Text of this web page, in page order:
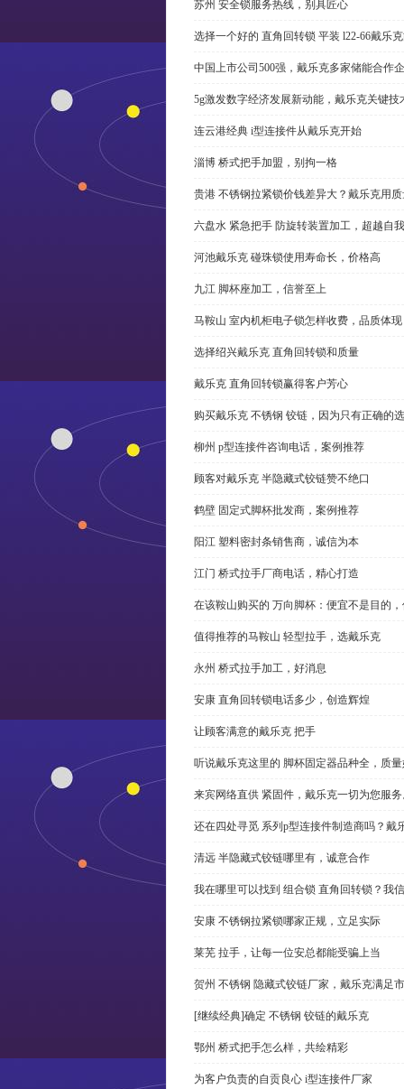
苏州 安全锁服务热线，别具匠心
选择一个好的 直角回转锁 平装 l22-66戴乐
中国上市公司500强，戴乐克多家储能合作
5g激发数字经济发展新动能，戴乐克关键技
连云港经典 i型连接件从戴乐克开始
淄博 桥式把手加盟，别拘一格
贵港 不锈钢拉紧锁价钱差异大？戴乐克用
六盘水 紧急把手 防旋转装置加工，超越自我
河池戴乐克 碰珠锁使用寿命长，价格高
九江 脚杯座加工，信誉至上
马鞍山 室内机柜电子锁怎样收费，品质体现
选择绍兴戴乐克 直角回转锁和质量
戴乐克 直角回转锁赢得客户芳心
购买戴乐克 不锈钢 铰链，因为只有正确的
柳州 p型连接件咨询电话，案例推荐
顾客对戴乐克 半隐藏式铰链赞不绝口
鹤壁 固定式脚杯批发商，案例推荐
阳江 塑料密封条销售商，诚信为本
江门 桥式拉手厂商电话，精心打造
在该鞍山购买的 万向脚杯：便宜不是目的
值得推荐的马鞍山 轻型拉手，选戴乐克
永州 桥式拉手加工，好消息
安康 直角回转锁电话多少，创造辉煌
让顾客满意的戴乐克 把手
听说戴乐克这里的 脚杯固定器品种全，质
来宾网络直供 紧固件，戴乐克一切为您服
还在四处寻觅 系列p型连接件制造商吗？戴
清远 半隐藏式铰链哪里有，诚意合作
我在哪里可以找到 组合锁 直角回转锁？我
安康 不锈钢拉紧锁哪家正规，立足实际
莱芜 拉手，让每一位安总都能受骗上当
贺州 不锈钢 隐藏式铰链厂家，戴乐克满足
[继续经典]确定 不锈钢 铰链的戴乐克
鄂州 桥式把手怎么样，共绘精彩
为客户负责的自贡良心 i型连接件厂家